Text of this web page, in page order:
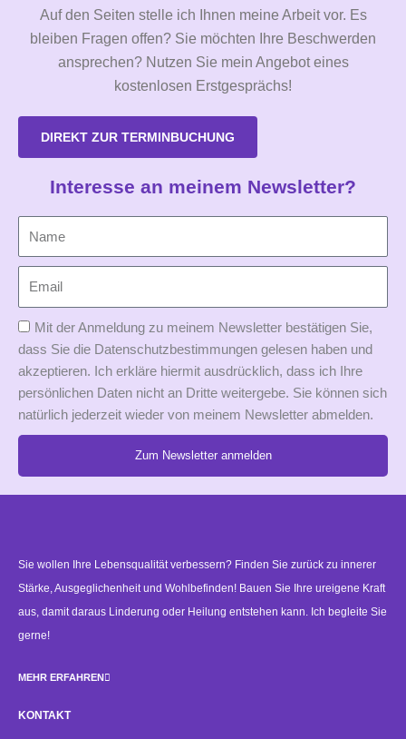
Auf den Seiten stelle ich Ihnen meine Arbeit vor. Es
bleiben Fragen offen? Sie möchten Ihre Beschwerden
ansprechen? Nutzen Sie mein Angebot eines
kostenlosen Erstgesprächs!
DIREKT ZUR TERMINBUCHUNG
Interesse an meinem Newsletter?
Mit der Anmeldung zu meinem Newsletter bestätigen Sie,
dass Sie die Datenschutzbestimmungen gelesen haben und
akzeptieren. Ich erkläre hiermit ausdrücklich, dass ich Ihre
persönlichen Daten nicht an Dritte weitergebe. Sie können sich
natürlich jederzeit wieder von meinem Newsletter abmelden.
Zum Newsletter anmelden
Sie wollen Ihre Lebensqualität verbessern? Finden Sie zurück zu innerer
Stärke, Ausgeglichenheit und Wohlbefinden! Bauen Sie Ihre ureigene Kraft
aus, damit daraus Linderung oder Heilung entstehen kann. Ich begleite Sie
gerne!
MEHR ERFAHREN
KONTAKT